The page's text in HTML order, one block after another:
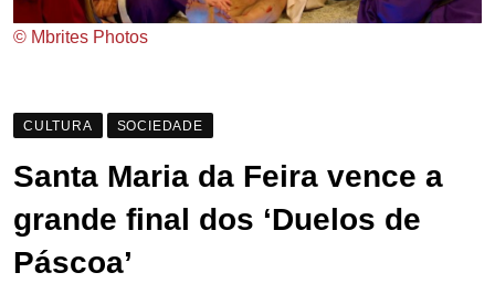
© Mbrites Photos
CULTURA SOCIEDADE
Santa Maria da Feira vence a
grande final dos ‘Duelos de
Páscoa’